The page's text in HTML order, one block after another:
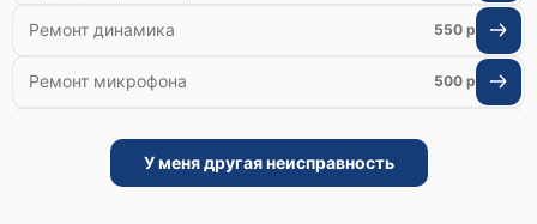
Ремонт динамика 550 р
Ремонт микрофона 500 р
Ремонт Bluetooth-систем
У меня другая неисправность